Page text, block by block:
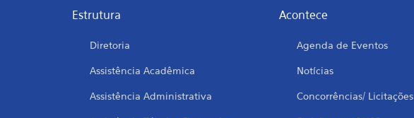
Estrutura
Diretoria
Assistência Acadêmica
Assistência Administrativa
Acontece
Agenda de Eventos
Notícias
Concorrências/ Licitações